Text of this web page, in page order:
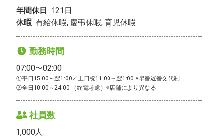
年間休日 121 日
休暇 有給休暇, 慶弔休暇, 育児休暇
勤務時間
07:00〜02:00
①平日15:00～翌1:00／土日祝11:00～翌1:00 ※早番遅番交代制
②全日10:00～24:00 （終電考慮）※店舗により異なる
社員数
1,000人